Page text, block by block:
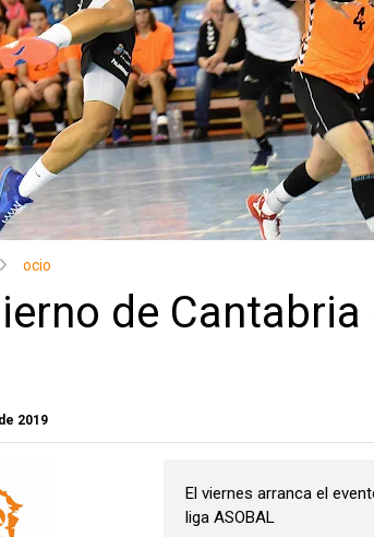
ocio
de Cantabria
2019
El viernes arranca el
liga ASOBAL